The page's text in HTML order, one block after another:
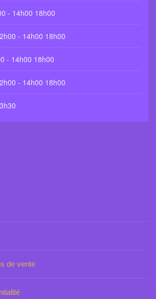
- 14h00 18h00
- 14h00 18h00
- 14h00 18h00
- 14h00 18h00
de vente